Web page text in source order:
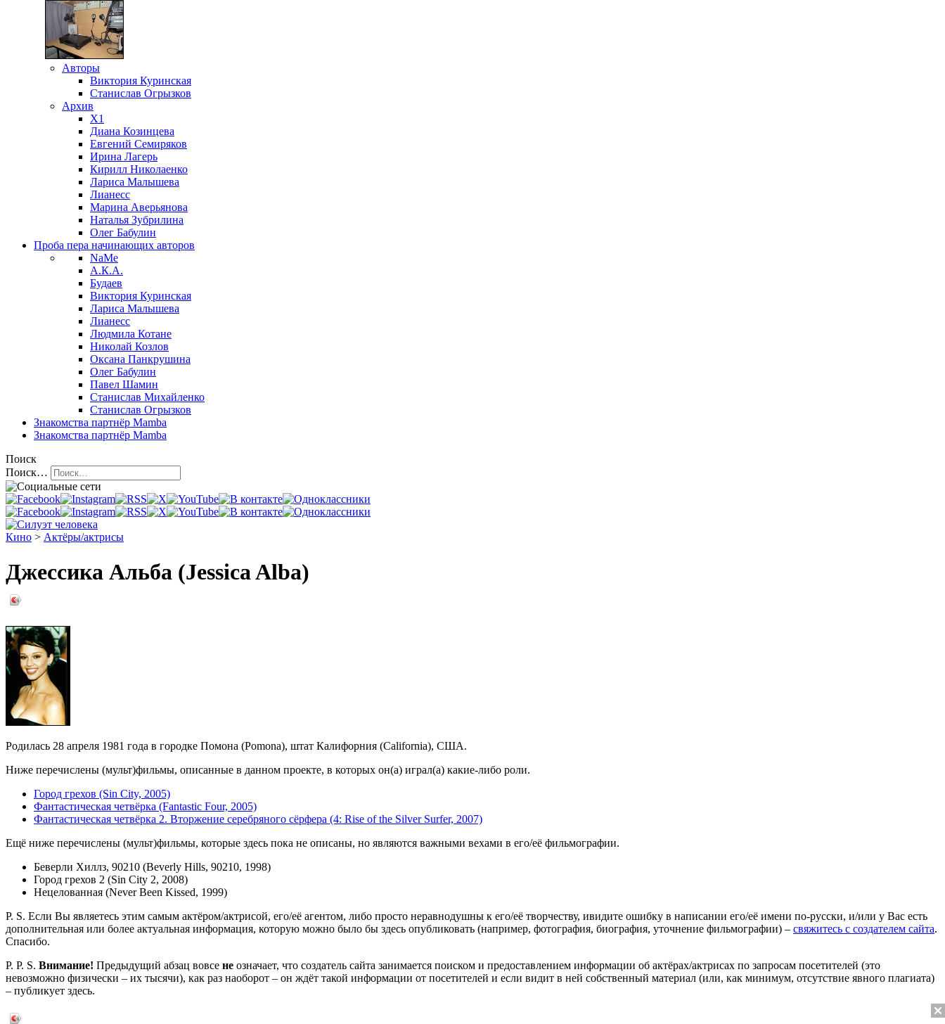
Авторы
Виктория Куринская
Станислав Огрызков
Архив
X1
Диана Козинцева
Евгений Семиряков
Ирина Лагерь
Кирилл Николаенко
Лариса Малышева
Лианесс
Марина Аверьянова
Наталья Зубрилина
Олег Бабулин
Проба пера начинающих авторов
NaMe
А.К.А.
Будаев
Виктория Куринская
Лариса Малышева
Лианесс
Людмила Котане
Николай Козлов
Оксана Панкрушина
Олег Бабулин
Павел Шамин
Станислав Михайленко
Станислав Огрызков
Знакомства партнёр Mamba
Знакомства партнёр Mamba
Поиск
Поиск…
Кино > Актёры/актрисы
Джессика Альба (Jessica Alba)
Родилась 28 апреля 1981 года в городке Помона (Pomona), штат Калифорния (California), США.
Ниже перечислены (мульт)фильмы, описанные в данном проекте, в которых он(а) играл(а) какие-либо роли.
Город грехов (Sin City, 2005)
Фантастическая четвёрка (Fantastic Four, 2005)
Фантастическая четвёрка 2. Вторжение серебряного сёрфера (4: Rise of the Silver Surfer, 2007)
Ещё ниже перечислены (мульт)фильмы, которые здесь пока не описаны, но являются важными вехами в его/её фильмографии.
Беверли Хиллз, 90210 (Beverly Hills, 90210, 1998)
Город грехов 2 (Sin City 2, 2008)
Нецелованная (Never Been Kissed, 1999)
P. S. Если Вы являетесь этим самым актёром/актрисой, его/её агентом, либо просто неравнодушны к его/её творчеству, ивидите ошибку в написании его/её имени по-русски, и/или у Вас есть
дополнительная или более актуальная информация, которую можно было бы здесь опубликовать (например, фотография, биография, уточнение фильмографии) – свяжитесь с создателем сайта.
Спасибо.
P. P. S. Внимание! Предыдущий абзац вовсе не означает, что создатель сайта занимается поиском и предоставлением информации об актёрах/актрисах по запросам посетителей (это
невозможно физически – их тысячи), как раз наоборот – он ждёт такой информации от посетителей и если видит в ней собственный материал (или, как минимум, отсутствие явного плагиата)
– публикует здесь.